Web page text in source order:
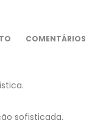
COMENTÁRIOS
sofisticada.